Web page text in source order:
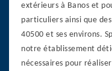
extérieurs à Banos et
particuliers ainsi que
40500 et ses environs.
notre établissement
nécessaires pour